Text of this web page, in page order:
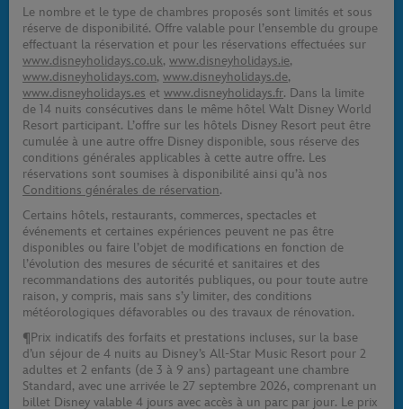
Le nombre et le type de chambres proposés sont limités et sous
réserve de disponibilité. Offre valable pour l’ensemble du groupe
effectuant la réservation et pour les réservations effectuées sur
www.disneyholidays.co.uk, www.disneyholidays.ie,
www.disneyholidays.com, www.disneyholidays.de,
www.disneyholidays.es et www.disneyholidays.fr. Dans la limite
de 14 nuits consécutives dans le même hôtel Walt Disney World
Resort participant. L’offre sur les hôtels Disney Resort peut être
cumulée à une autre offre Disney disponible, sous réserve des
conditions générales applicables à cette autre offre. Les
réservations sont soumises à disponibilité ainsi qu’à nos
Conditions générales de réservation.
Certains hôtels, restaurants, commerces, spectacles et
événements et certaines expériences peuvent ne pas être
disponibles ou faire l’objet de modifications en fonction de
l’évolution des mesures de sécurité et sanitaires et des
recommandations des autorités publiques, ou pour toute autre
raison, y compris, mais sans s’y limiter, des conditions
météorologiques défavorables ou des travaux de rénovation.
¶Prix indicatifs des forfaits et prestations incluses, sur la base
d’un séjour de 4 nuits au Disney’s All-Star Music Resort pour 2
adultes et 2 enfants (de 3 à 9 ans) partageant une chambre
Standard, avec une arrivée le 27 septembre 2026, comprenant un
billet Disney valable 4 jours avec accès à un parc par jour. Le prix